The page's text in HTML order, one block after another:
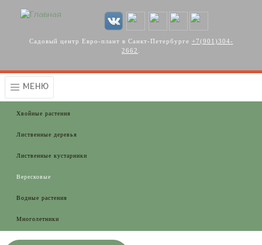
Садовый центр Евро-плант в Санкт-Петербурге +7(901)304-
2662
МЕНЮ
Хвойные растения
Лиственные деревья
Лиственные кустарники
Вересковые
Водные растения
Многолетники